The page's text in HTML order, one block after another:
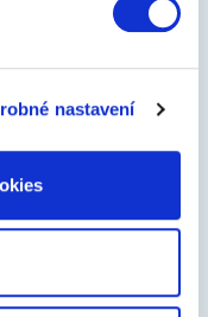
nastavení
více